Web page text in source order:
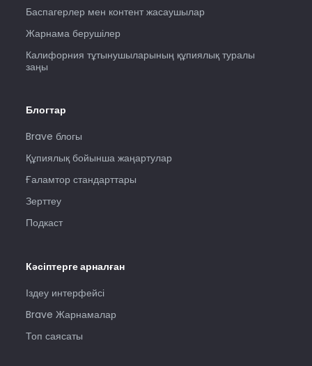
Баспагерлер мен контент жасаушылар
Жарнама берушілер
Калифорния тұтынушыларының құпиялық туралы
заңы
Блогтар
Brave блогы
Құпиялық бойынша жаңартулар
Ғаламтор стандарттары
Зерттеу
Подкаст
Кәсіптерге арналған
Іздеу интерфейсі
Brave Жарнамалар
Топ саясаты